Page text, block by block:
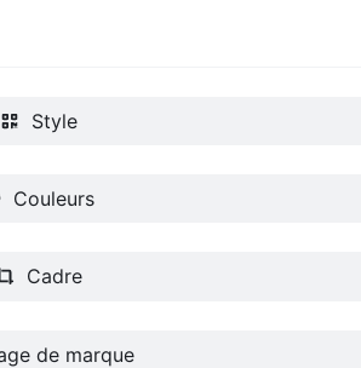
Style
Couleurs
Cadre
de marque